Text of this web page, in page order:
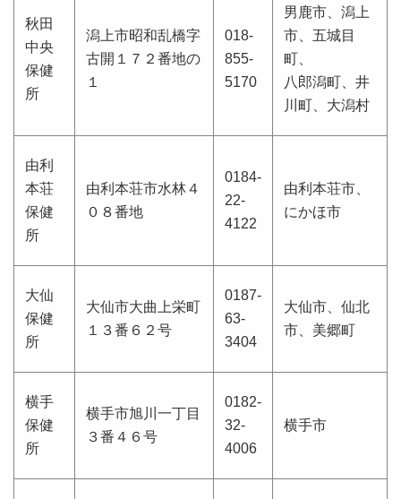
秋田
中央
保健
所
潟上市昭和乱橋字
古開１７２番地の
１
018-
855-
5170
男鹿市、潟上
市、五城目
町、
八郎潟町、井
川町、大潟村
由利
本荘
保健
所
由利本荘市水林４
０８番地
0184-
22-
4122
由利本荘市、
にかほ市
大仙
保健
所
大仙市大曲上栄町
１３番６２号
0187-
63-
3404
大仙市、仙北
市、美郷町
横手
保健
所
横手市旭川一丁目
３番４６号
0182-
32-
4006
横手市